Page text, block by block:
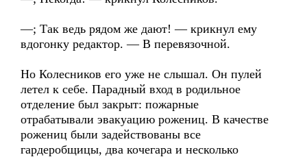
—; Так ведь рядом же дают! — крикнул ему
вдогонку редактор. — В перевязочной.
Но Колесников его уже не слышал. Он пулей
летел к себе. Парадный вход в родильное
отделение был закрыт: пожарные
отрабатывали эвакуацию рожениц. В качестве
рожениц были задействованы все
гардеробщицы, два кочегара и несколько